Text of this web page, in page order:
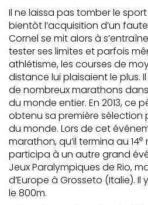
Il ne laissa pas tomber le
bientôt l’acquisition d’un
Cornel se mit alors à
tester ses limites et parfois
athlétisme, les courses de
distance lui plaisaient le plus.
de nombreux marathons dans
du monde entier. En 2013, ce
obtenu sa première sélection
du monde. Lors de cet
marathon, qu’il termina au 14e
participa à un autre grand
Jeux Paralympiques de Rio,
d’Europe à Grosseto (Italie). Il
le 800m.